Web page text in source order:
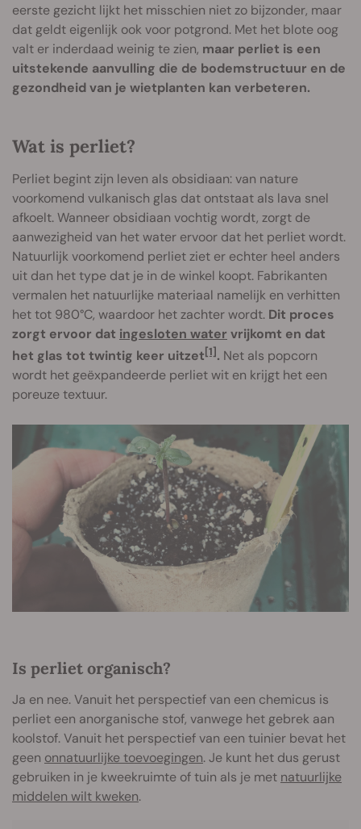
eerste gezicht lijkt het misschien niet zo bijzonder, maar
dat geldt eigenlijk ook voor potgrond. Met het blote oog
valt er inderdaad weinig te zien, maar perliet is een
uitstekende aanvulling die de bodemstructuur en de
gezondheid van je wietplanten kan verbeteren.
Wat is perliet?
Perliet begint zijn leven als obsidiaan: van nature
voorkomend vulkanisch glas dat ontstaat als lava snel
afkoelt. Wanneer obsidiaan vochtig wordt, zorgt de
aanwezigheid van het water ervoor dat het perliet wordt.
Natuurlijk voorkomend perliet ziet er echter heel anders
uit dan het type dat je in de winkel koopt. Fabrikanten
vermalen het natuurlijke materiaal namelijk en verhitten
het tot 980°C, waardoor het zachter wordt. Dit proces
zorgt ervoor dat ingesloten water vrijkomt en dat
het glas tot twintig keer uitzet[1]. Net als popcorn
wordt het geëxpandeerde perliet wit en krijgt het een
poreuze textuur.
Is perliet organisch?
Ja en nee. Vanuit het perspectief van een chemicus is
perliet een anorganische stof, vanwege het gebrek aan
koolstof. Vanuit het perspectief van een tuinier bevat het
geen onnatuurlijke toevoegingen. Je kunt het dus gerust
gebruiken in je kweekruimte of tuin als je met natuurlijke
middelen wilt kweken.